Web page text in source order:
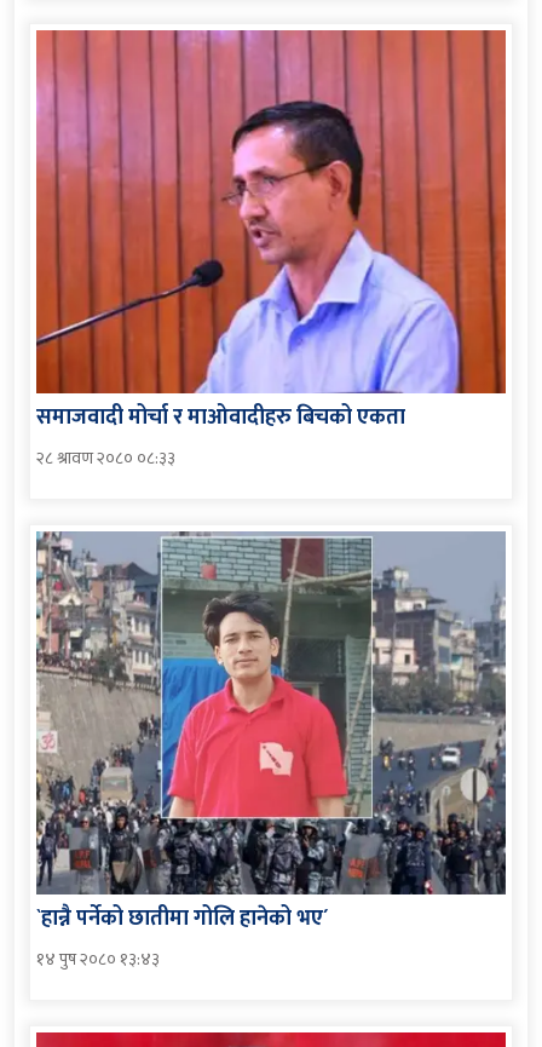
समाजवादी मोर्चा र माओवादीहरु बिचको एकता
२८ श्रावण २०८० ०८:३३
`हान्नै पर्नेको छातीमा गोलि हानेको भए´
१४ पुष २०८० १३:४३